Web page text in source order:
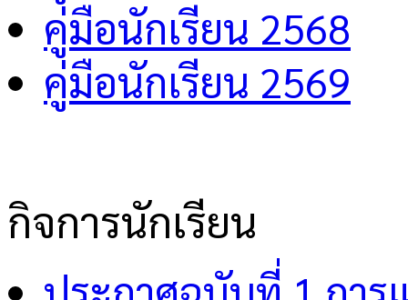
คู่มือนักเรียน 2568
คู่มือนักเรียน 2569
กิจการนักเรียน